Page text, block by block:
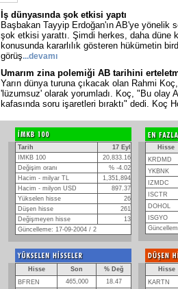
İş dünyasında şok etkisi yaptı
Başbakan Tayyip Erdoğan'ın AB'ye yönelik
şok etkisi yarattı. Şimdi herkes, daha düne
konusunda kararlılık gösteren hükümetin
görüş...devamı
Umarım zina polemiği AB tarihini
Yarın dünya turuna çıkacak olan Rahmi
'lüzumsuz' olarak yorumladı. Koç, "Bu olay
kafasında soru işaretleri bıraktı" dedi. Koç
Tarih
17 Eyl
IMKB 100
20,833.16
Değişim oranı
% -4.02
Hacim - milyar TL
1,351,894
Hacim - milyon USD
897.37
Yükselen hisse
26
Düşen hisse
261
Değişmeyen hisse
13
Güncelleme: 17-09-2004 / 2
Hisse
KRDMD
YKBNK
IZMDC
ISCTR
DOHOL
ISGYO
Hisse Son
% Değ
BFREN
465,000
18.47
Hisse
KARTN